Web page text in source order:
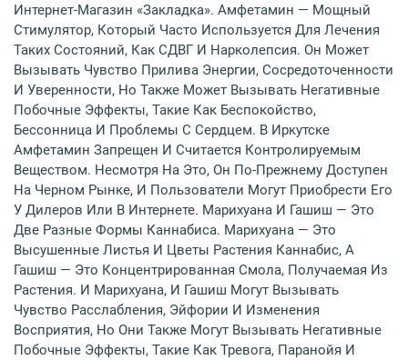
Интернет-Магазин «Закладка». Амфетамин — Мощный
Стимулятор, Который Часто Используется Для Лечения
Таких Состояний, Как СДВГ И Нарколепсия. Он Может
Вызывать Чувство Прилива Энергии, Сосредоточенности
И Уверенности, Но Также Может Вызывать Негативные
Побочные Эффекты, Такие Как Беспокойство,
Бессонница И Проблемы С Сердцем. В Иркутске
Амфетамин Запрещен И Считается Контролируемым
Веществом. Несмотря На Это, Он По-Прежнему Доступен
На Черном Рынке, И Пользователи Могут Приобрести Его
У Дилеров Или В Интернете. Марихуана И Гашиш — Это
Две Разные Формы Каннабиса. Марихуана — Это
Высушенные Листья И Цветы Растения Каннабис, А
Гашиш — Это Концентрированная Смола, Получаемая Из
Растения. И Марихуана, И Гашиш Могут Вызывать
Чувство Расслабления, Эйфории И Изменения
Восприятия, Но Они Также Могут Вызывать Негативные
Побочные Эффекты, Такие Как Тревога, Паранойя И